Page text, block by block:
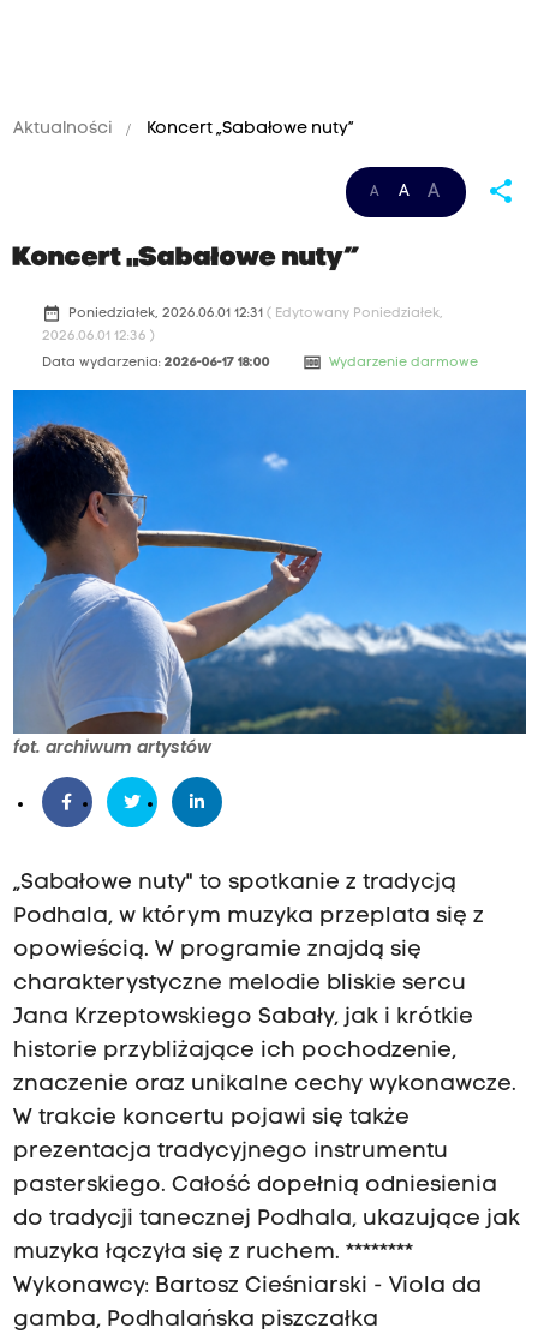
Aktualności Koncert „Sabałowe nuty”
A A A share
Koncert „Sabałowe nuty”
date_range Poniedziałek, 2026.06.01 12:31 ( Edytowany Poniedziałek,
2026.06.01 12:36 )
Data wydarzenia: 2026-06-17 18:00 money Wydarzenie darmowe
fot. archiwum artystów
„Sabałowe nuty" to spotkanie z tradycją
Podhala, w którym muzyka przeplata się z
opowieścią. W programie znajdą się
charakterystyczne melodie bliskie sercu
Jana Krzeptowskiego Sabały, jak i krótkie
historie przybliżające ich pochodzenie,
znaczenie oraz unikalne cechy wykonawcze.
W trakcie koncertu pojawi się także
prezentacja tradycyjnego instrumentu
pasterskiego. Całość dopełnią odniesienia
do tradycji tanecznej Podhala, ukazujące jak
muzyka łączyła się z ruchem. ********
Wykonawcy: Bartosz Cieśniarski - Viola da
gamba, Podhalańska piszczałka